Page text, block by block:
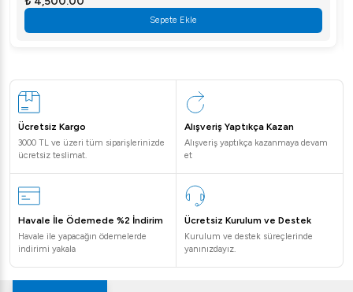
Sepete Ekle
Ücretsiz Kargo
3000 TL ve üzeri tüm siparişlerinizde
ücretsiz teslimat.
Alışveriş Yaptıkça Kazan
Alışveriş yaptıkça kazanmaya devam
et
Havale İle Ödemede %2 İndirim
Havale ile yapacağın ödemelerde
indirimi yakala
Ücretsiz Kurulum ve Destek
Kurulum ve destek süreçlerinde
yanınızdayız.